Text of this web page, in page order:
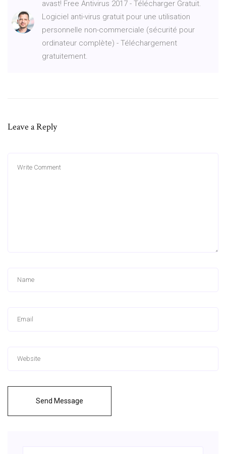
avast! Free Antivirus 2017 - Télécharger Gratuit.
Logiciel anti-virus gratuit pour une utilisation
personnelle non-commerciale (sécurité pour
ordinateur complète) - Téléchargement
gratuitement.
Leave a Reply
Send Message